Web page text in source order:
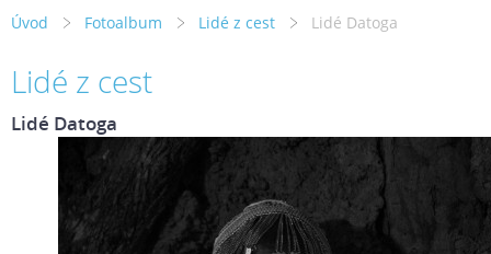
Úvod Fotoalbum Lidé z cest Lidé Datoga
Lidé z cest
Lidé Datoga